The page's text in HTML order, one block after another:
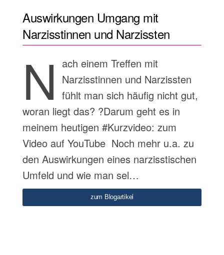
Auswirkungen Umgang mit
Narzisstinnen und Narzissten
N
ach einem Treffen mit
Narzisstinnen und Narzissten
fühlt man sich häufig nicht gut,
woran liegt das? ?Darum geht es in
meinem heutigen #Kurzvideo: zum
Video auf YouTube Noch mehr u.a. zu
den Auswirkungen eines narzisstischen
Umfeld und wie man sel…
zum Blogartikel